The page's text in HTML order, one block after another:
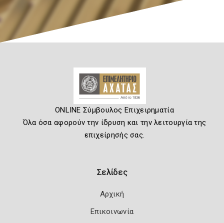
ONLINE Σύμβουλος Επιχειρηματία
Όλα όσα αφορούν την ίδρυση και την λειτουργία της
επιχείρησής σας.
Σελίδες
Αρχική
Επικοινωνία